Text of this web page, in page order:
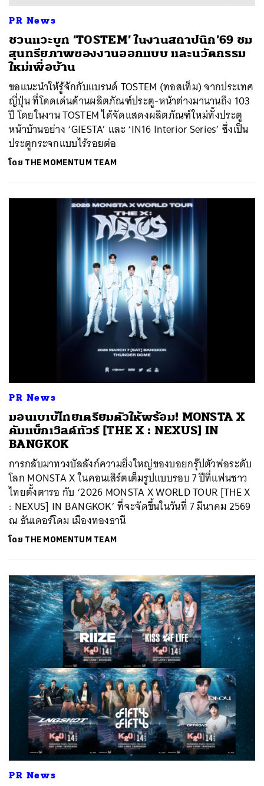
PR News
ชวนแวะบูท ‘TOSTEM’ ในงานสถาปนิก’69 ชม
สุนทรียภาพของงานออกแบบ และนวัตกรรม
ใหม่เพื่อบ้าน
ขอแนะนำให้รู้จักกับแบรนด์ TOSTEM (ทอสเท็ม) จากประเทศ
ญี่ปุ่น ที่โดดเด่นด้านผลิตภัณฑ์ประตู-หน้าต่างมานานถึง 103
ปี โดยในงาน TOSTEM ได้จัดแสดงผลิตภัณฑ์ใหม่ทั้งประตู
หน้าบ้านอย่าง ‘GIESTA’ และ ‘IN16 Interior Series’ ซึ่งเป็น
ประตูกระจกแบบไร้รอยต่อ
โดย THE MOMENTUM TEAM
PR News
มอนเบเบ้ไทยเตรียมตัวให้พร้อม! MONSTA X
คัมแบ็กเวิลด์ทัวร์ [THE X : NEXUS] IN
BANGKOK
การกลับมาทวงบัลลังก์ความยิ่งใหญ่ของบอยกรุ๊ปตัวพ่อระดับ
โลก MONSTA X ในคอนเสิร์ตเต็มรูปแบบรอบ 7 ปีที่แฟนชาว
ไทยตั้งตารอ กับ ‘2026 MONSTA X WORLD TOUR [THE X
: NEXUS] IN BANGKOK’ ที่จะจัดขึ้นในวันที่ 7 มีนาคม 2569
ณ ธันเดอร์โดม เมืองทองธานี
โดย THE MOMENTUM TEAM
PR News